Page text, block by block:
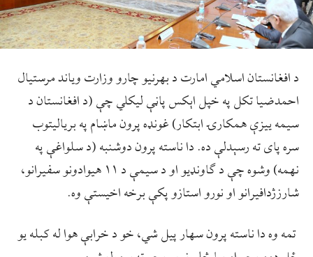
د افغانستان اسلامي امارت د بهرنیو چارو وزارت ویاند مرستیال
احمدضیا تکل په خپل اېکس پاڼې لیکلي چې (د افغانستان د
سیمه ییزې همکارۍ ابتکار) غونډه پرون ماښام په بریالیتوب
سره پای ته رسېدلې ده. دا ناسته پرون دوشنبه (د سلواغې په
نهمه) وشوه چې د ګاونډیو او د سیمې د ۱۱ هیوادونو سفیرانو،
شارز‎ژدافیرانو او نورو استازو پکې برخه اخیستې وه.
تمه وه دا ناسته پرون سهار پیل شي، خو د خرابې هوا له کبله یو